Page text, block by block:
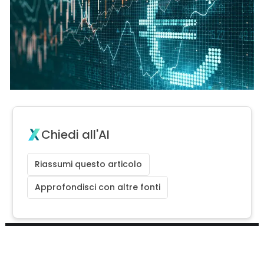
Chiedi all'AI
Riassumi questo articolo
Approfondisci con altre fonti